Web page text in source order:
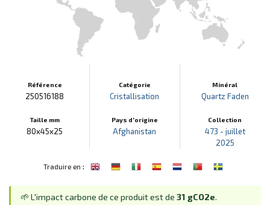
Référence
250516188
Taille mm
80x45x25
Catégorie
Cristallisation
Pays d'origine
Afghanistan
Minéral
Quartz Faden
Collection
473 - juillet
2025
Traduire en :
🌱 L'impact carbone de ce produit est de 31 gCO2e.